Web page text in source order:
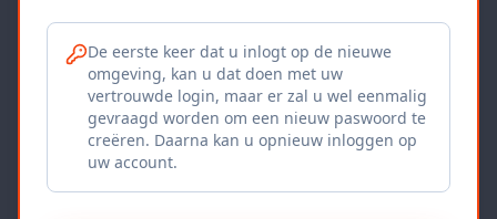
Iepers Kwartier
Ieper, BE
De eerste keer dat u inlogt op de nieuwe
omgeving, kan u dat doen met uw
vertrouwde login, maar er zal u wel eenmalig
gevraagd worden om een nieuw paswoord te
creëren. Daarna kan u opnieuw inloggen op
uw account.